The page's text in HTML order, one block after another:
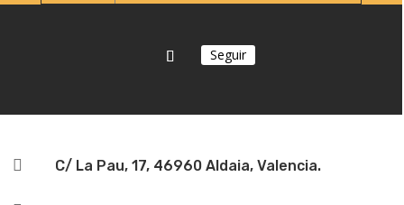
Seguir
 C/ La Pau, 17, 46960 Aldaia, Valencia.